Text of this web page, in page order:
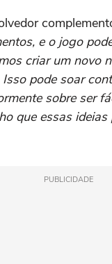
e o jogo
criar um novo
pode soar
sobre ser
que essas
PUBLICIDADE